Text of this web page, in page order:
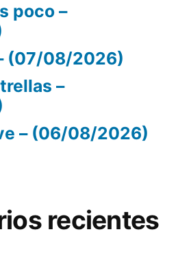
poco –
(07/08/2026)
–
– (06/08/2026)
recientes